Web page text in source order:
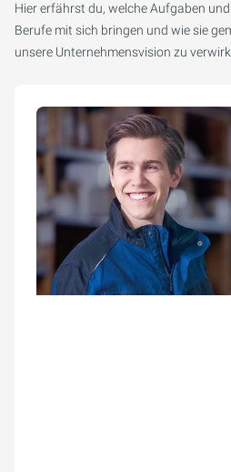
Hier erfährst du, welche Aufgaben
Berufe mit sich bringen und wie sie
unsere Unternehmensvision zu